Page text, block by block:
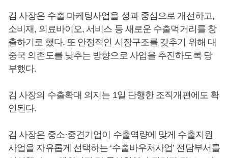
김 사장은 수출 마케팅사업을 성과 중심으로 개선하고,
소비재, 의료바이오, 서비스 등 새로운 수출먹거리를 창
출하기로 했다. 또 안정적인 시장구조를 갖추기 위해 대
중국 의존도를 낮추는 방향으로 사업을 추진하도록 당
부했다.
김 사장의 수출확대 의지는 1일 단행한 조직개편에도 확
인된다.
김 사장은 중소·중견기업이 수출역량에 맞게 수출지원
사업을 자유롭게 선택하는 ‘수출바우처사업’ 전담부서를